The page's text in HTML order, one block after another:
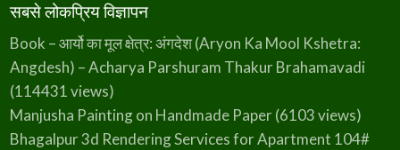
सबसे लोकप्रिय विज्ञापन
Book – आर्यो का मूल क्षेत्र: अंगदेश (Aryon Ka Mool Kshetra:
Angdesh) – Acharya Parshuram Thakur Brahamavadi
(114431 views)
Manjusha Painting on Handmade Paper(6103 views)
Bhagalpur 3d Rendering Services for Apartment 104#